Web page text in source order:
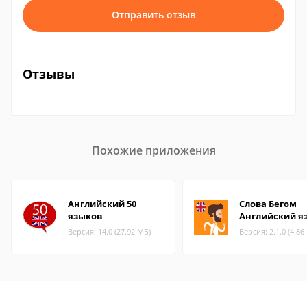
Отправить отзыв
Отзывы
Похожие приложения
Английский 50
языков
Версия: 14.0 (27.92 МБ)
Слова Бегом
Английский
Версия: 2.1.0